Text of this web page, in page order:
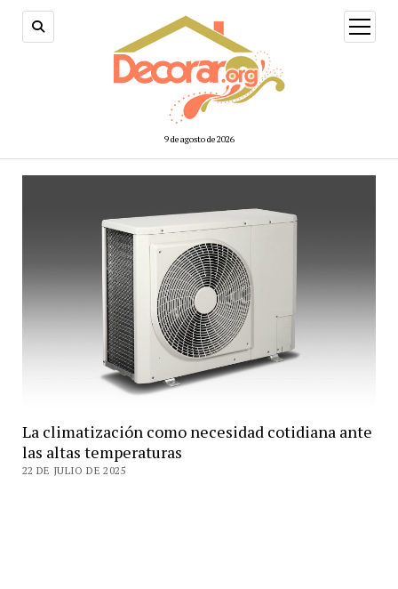
9 de agosto de 2026
abrir
menú
La climatización como necesidad cotidiana ante
las altas temperaturas
22 DE JULIO DE 2025